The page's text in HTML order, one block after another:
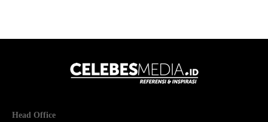
Head Office